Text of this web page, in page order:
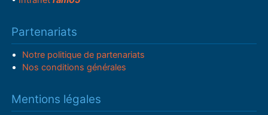
Partenariats
Notre politique de partenariats
Nos conditions générales
Mentions légales